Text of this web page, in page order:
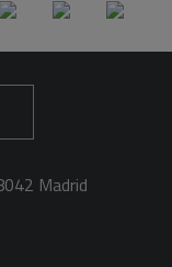
Madrid